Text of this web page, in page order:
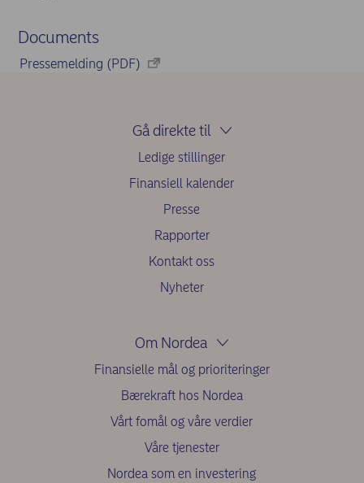
Documents
Pressemelding (PDF)
Gå direkte til
Ledige stillinger
Finansiell kalender
Presse
Rapporter
Kontakt oss
Nyheter
Om Nordea
Finansielle mål og prioriteringer
Bærekraft hos Nordea
Vårt fomål og våre verdier
Våre tjenester
Nordea som en investering